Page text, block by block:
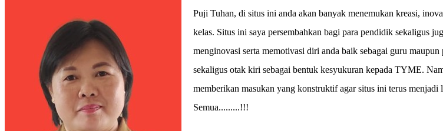
Puji Tuhan, di situs ini anda akan banyak menemukan kreasi,
kelas. Situs ini saya persembahkan bagi para pendidik sekaligus
menginovasi serta memotivasi diri anda baik sebagai guru
sekaligus otak kiri sebagai bentuk kesyukuran kepada TYME.
memberikan masukan yang konstruktif agar situs ini terus
Semua.........!!!